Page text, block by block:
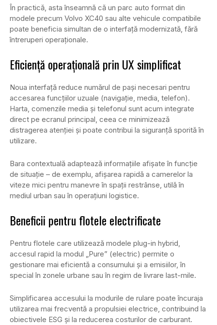
În practică, asta înseamnă că un parc auto format din
modele precum Volvo XC40 sau alte vehicule compatibile
poate beneficia simultan de o interfață modernizată, fără
întreruperi operaționale.
Eficiență operațională prin UX simplificat
Noua interfață reduce numărul de pași necesari pentru
accesarea funcțiilor uzuale (navigație, media, telefon).
Harta, comenzile media și telefonul sunt acum integrate
direct pe ecranul principal, ceea ce minimizează
distragerea atenției și poate contribui la siguranță sporită în
utilizare.
Bara contextuală adaptează informațiile afișate în funcție
de situație – de exemplu, afișarea rapidă a camerelor la
viteze mici pentru manevre în spații restrânse, utilă în
mediul urban sau în operațiuni logistice.
Beneficii pentru flotele electrificate
Pentru flotele care utilizează modele plug-in hybrid,
accesul rapid la modul „Pure” (electric) permite o
gestionare mai eficientă a consumului și a emisiilor, în
special în zonele urbane sau în regim de livrare last-mile.
Simplificarea accesului la modurile de rulare poate încuraja
utilizarea mai frecventă a propulsiei electrice, contribuind la
obiectivele ESG și la reducerea costurilor de carburant.